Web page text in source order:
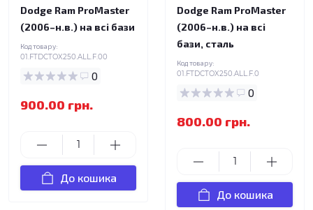
Dodge Ram ProMaster
(2006–н.в.) на всі бази
Код товару:
01.FTDCTOX250.ALL.F.00
0
900.00 грн.
До кошика
Dodge Ram ProMaster
(2006–н.в.) на всі
бази, сталь
Код товару:
01.FTDCTOX250.ALL.F.0
0
800.00 грн.
До кошика